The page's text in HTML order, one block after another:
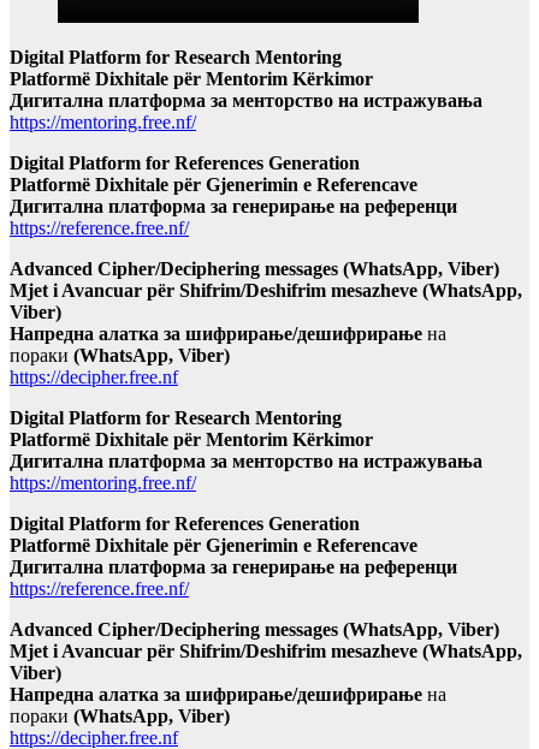
Digital Platform for Research Mentoring
Platformë Dixhitale për Mentorim Kërkimor
Дигитална платформа за менторство на истражувања
https://mentoring.free.nf/
Digital Platform for References Generation
Platformë Dixhitale për Gjenerimin e Referencave
Дигитална платформа за генерирање на референци
https://reference.free.nf/
Advanced Cipher/Deciphering messages (WhatsApp, Viber)
Mjet i Avancuar për Shifrim/Deshifrim mesazheve (WhatsApp,
Viber)
Напредна алатка за шифрирање/дешифрирање на
пораки (WhatsApp, Viber)
https://decipher.free.nf
Digital Platform for Research Mentoring
Platformë Dixhitale për Mentorim Kërkimor
Дигитална платформа за менторство на истражувања
https://mentoring.free.nf/
Digital Platform for References Generation
Platformë Dixhitale për Gjenerimin e Referencave
Дигитална платформа за генерирање на референци
https://reference.free.nf/
Advanced Cipher/Deciphering messages (WhatsApp, Viber)
Mjet i Avancuar për Shifrim/Deshifrim mesazheve (WhatsApp,
Viber)
Напредна алатка за шифрирање/дешифрирање на
пораки (WhatsApp, Viber)
https://decipher.free.nf